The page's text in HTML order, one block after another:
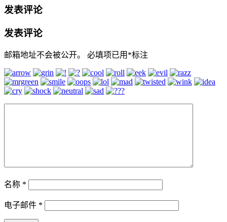
发表评论
发表评论
邮箱地址不会被公开。 必填项已用 *标注
名称 *
电子邮件 *